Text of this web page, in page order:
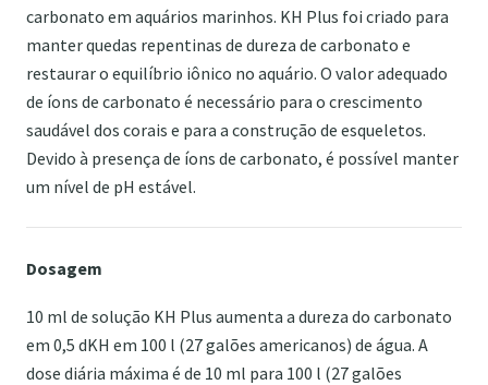
carbonato em aquários marinhos. KH Plus foi criado para
manter quedas repentinas de dureza de carbonato e
restaurar o equilíbrio iônico no aquário. O valor adequado
de íons de carbonato é necessário para o crescimento
saudável dos corais e para a construção de esqueletos.
Devido à presença de íons de carbonato, é possível manter
um nível de pH estável.
Dosagem
10 ml de solução KH Plus aumenta a dureza do carbonato
em 0,5 dKH em 100 l (27 galões americanos) de água. A
dose diária máxima é de 10 ml para 100 l (27 galões